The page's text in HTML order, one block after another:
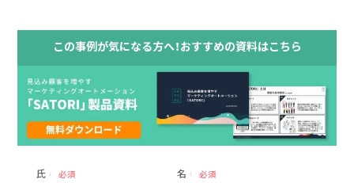
この事例が気になる方へ！おすすめの資料はこちら
氏 必須 名 必須